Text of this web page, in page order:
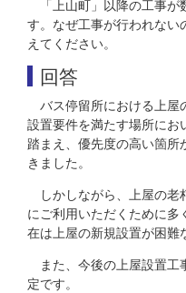
「上山町」以降の工事
す。なぜ工事が行われない
えてください。
回答
バス停留所における上屋
設置要件を満たす場所にお
踏まえ、優先度の高い箇
きました。
しかしながら、上屋の
にご利用いただくために
在は上屋の新規設置が困難
また、今後の上屋設置
定です。